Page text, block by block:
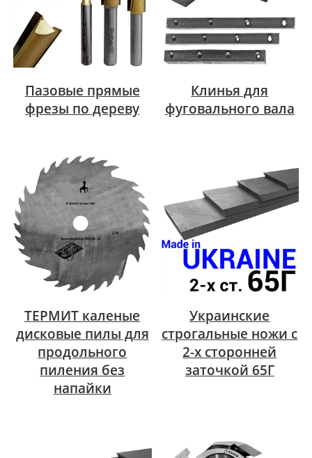
Пазовые прямые
фрезы по дереву
Клинья для
фуговального вала
ТЕРМИТ каленые
дисковые пилы для
продольного
пиления без
напайки
Украинские
строгальные ножи с
2-х сторонней
заточкой 65Г